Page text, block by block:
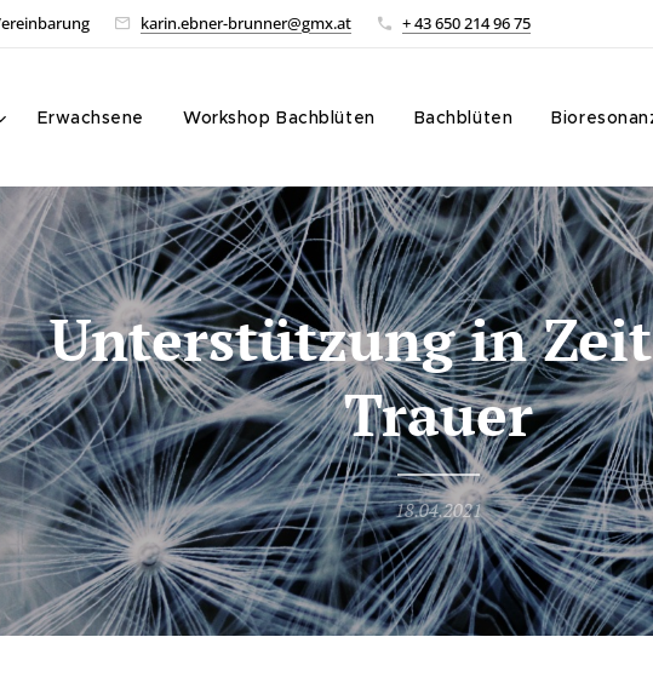
karin.ebner-brunner@gmx.at + 43 650 214 96 75
Erwachsene Workshop Bachblüten Bachblüten
Unterstützung in
Trauer
18.04.2021